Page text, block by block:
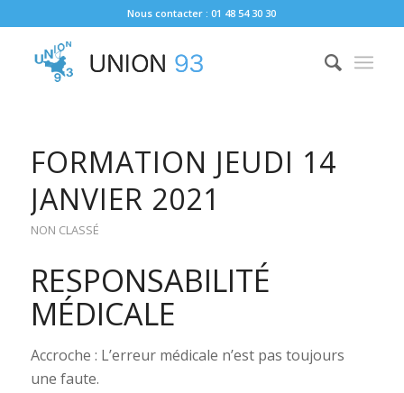
Nous contacter : 01 48 54 30 30
FORMATION JEUDI 14
JANVIER 2021
NON CLASSÉ
RESPONSABILITÉ
MÉDICALE
Accroche : L’erreur médicale n’est pas toujours
une faute.